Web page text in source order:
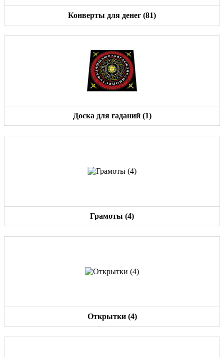
Конверты для денег (81)
Доска для гаданий (1)
Грамоты (4)
Открытки (4)